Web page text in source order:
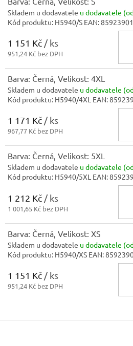
Skladem u dodavatele u dodavatele
Kód produktu: H5940/S EAN:
1 151 Kč / ks
951,24 Kč bez DPH
Barva: Černá, Velikost: 4XL
Skladem u dodavatele u dodavatele
Kód produktu: H5940/4XL EAN:
1 171 Kč / ks
967,77 Kč bez DPH
Barva: Černá, Velikost: 5XL
Skladem u dodavatele u dodavatele
Kód produktu: H5940/5XL EAN:
1 212 Kč / ks
1 001,65 Kč bez DPH
Barva: Černá, Velikost: XS
Skladem u dodavatele u dodavatele
Kód produktu: H5940/XS EAN:
1 151 Kč / ks
951,24 Kč bez DPH
Z